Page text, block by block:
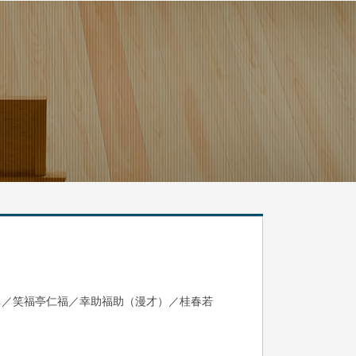
笑福亭仁福／幸助福助（漫才）／桂春若